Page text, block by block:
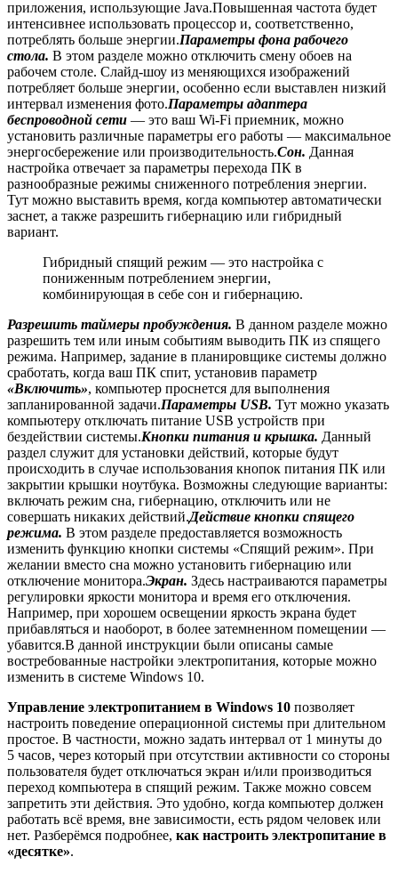
приложения, использующие Java.Повышенная частота будет
интенсивнее использовать процессор и, соответственно,
потреблять больше энергии.Параметры фона рабочего
стола. В этом разделе можно отключить смену обоев на
рабочем столе. Слайд-шоу из меняющихся изображений
потребляет больше энергии, особенно если выставлен низкий
интервал изменения фото.Параметры адаптера
беспроводной сети — это ваш Wi-Fi приемник, можно
установить различные параметры его работы — максимальное
энергосбережение или производительность.Сон. Данная
настройка отвечает за параметры перехода ПК в
разнообразные режимы сниженного потребления энергии.
Тут можно выставить время, когда компьютер автоматически
заснет, а также разрешить гибернацию или гибридный
вариант.
Гибридный спящий режим — это настройка с
пониженным потреблением энергии,
комбинирующая в себе сон и гибернацию.
Разрешить таймеры пробуждения. В данном разделе можно
разрешить тем или иным событиям выводить ПК из спящего
режима. Например, задание в планировщике системы должно
сработать, когда ваш ПК спит, установив параметр
«Включить», компьютер проснется для выполнения
запланированной задачи.Параметры USB. Тут можно указать
компьютеру отключать питание USB устройств при
бездействии системы.Кнопки питания и крышка. Данный
раздел служит для установки действий, которые будут
происходить в случае использования кнопок питания ПК или
закрытии крышки ноутбука. Возможны следующие варианты:
включать режим сна, гибернацию, отключить или не
совершать никаких действий.Действие кнопки спящего
режима. В этом разделе предоставляется возможность
изменить функцию кнопки системы «Спящий режим». При
желании вместо сна можно установить гибернацию или
отключение монитора.Экран. Здесь настраиваются параметры
регулировки яркости монитора и время его отключения.
Например, при хорошем освещении яркость экрана будет
прибавляться и наоборот, в более затемненном помещении —
убавится.В данной инструкции были описаны самые
востребованные настройки электропитания, которые можно
изменить в системе Windows 10.
Управление электропитанием в Windows 10 позволяет
настроить поведение операционной системы при длительном
простое. В частности, можно задать интервал от 1 минуты до
5 часов, через который при отсутствии активности со стороны
пользователя будет отключаться экран и/или производиться
переход компьютера в спящий режим. Также можно совсем
запретить эти действия. Это удобно, когда компьютер должен
работать всё время, вне зависимости, есть рядом человек или
нет. Разберёмся подробнее, как настроить электропитание в
«десятке».